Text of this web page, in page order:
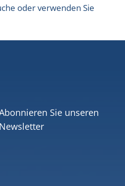
oder verwenden Sie
Sie unseren
Newsletter